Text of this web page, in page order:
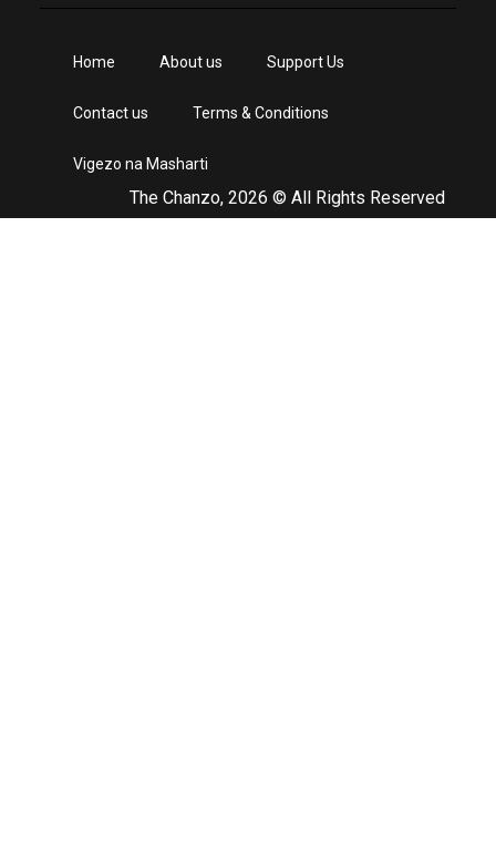
The Chanzo, 2026 © All Rights Reserved
Home About us Support Us
Contact us Terms & Conditions
Vigezo na Masharti